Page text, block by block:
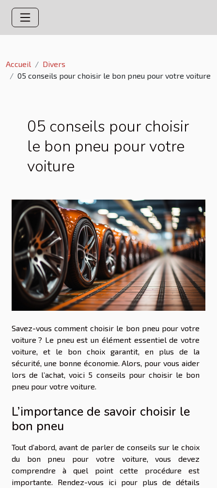
Accueil
Divers
05 conseils pour choisir le bon pneu pour votre voiture
05 conseils pour choisir
le bon pneu pour votre
voiture
Savez-vous comment choisir le bon pneu pour votre
voiture ? Le pneu est un élément essentiel de votre
voiture, et le bon choix garantit, en plus de la
sécurité, une bonne économie. Alors, pour vous aider
lors de l’achat, voici 5 conseils pour choisir le bon
pneu pour votre voiture.
L’importance de savoir choisir le
bon pneu
Tout d’abord, avant de parler de conseils sur le choix
du bon pneu pour votre voiture, vous devez
comprendre à quel point cette procédure est
importante. Rendez-vous ici pour plus de détails